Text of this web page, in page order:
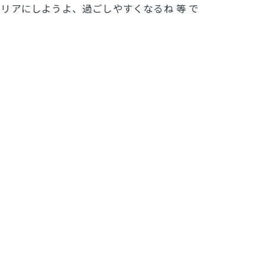
アにしようよ、過ごしやすくなるね 等 で